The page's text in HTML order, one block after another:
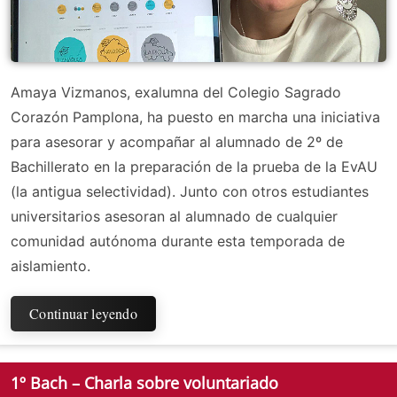
Amaya Vizmanos, exalumna del Colegio Sagrado
Corazón Pamplona, ha puesto en marcha una iniciativa
para asesorar y acompañar al alumnado de 2º de
Bachillerato en la preparación de la prueba de la EvAU
(la antigua selectividad). Junto con otros estudiantes
universitarios asesoran al alumnado de cualquier
comunidad autónoma durante esta temporada de
aislamiento.
Continuar leyendo
1º Bach – Charla sobre voluntariado